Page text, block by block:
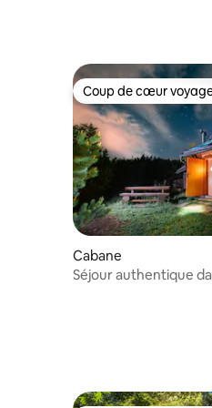
Coup de cœur
Coup de cœur
Cabane
Séjour authentique